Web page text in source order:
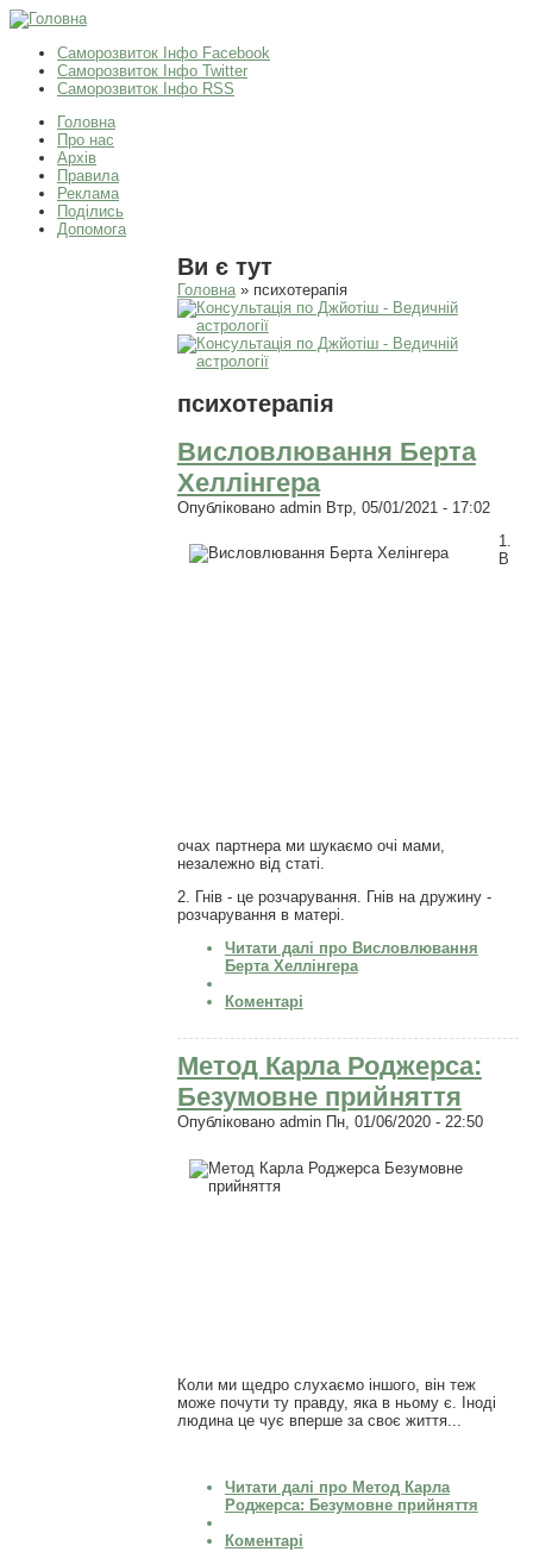
Саморозвиток Інфо Facebook
Саморозвиток Інфо Twitter
Саморозвиток Інфо RSS
Головна
Про нас
Архів
Правила
Реклама
Поділись
Допомога
Ви є тут
Головна» психотерапія
психотерапія
Висловлювання Берта
Хеллінгера
Опубліковано adminВтр, 05/01/2021 - 17:02
1.
В
очах партнера ми шукаємо очі мами,
незалежно від статі.
2. Гнів - це розчарування. Гнів на дружину -
розчарування в матері.
Читати далі про Висловлювання
Берта Хеллінгера
Коментарі
Метод Карла Роджерса:
Безумовне прийняття
Опубліковано adminПн, 01/06/2020 - 22:50
Коли ми щедро слухаємо іншого, він теж
може почути ту правду, яка в ньому є. Іноді
людина це чує вперше за своє життя...
Читати далі про Метод Карла
Роджерса: Безумовне прийняття
Коментарі